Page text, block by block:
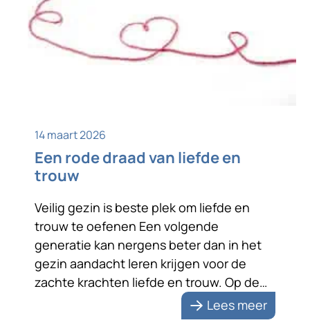
14 maart 2026
Een rode draad van liefde en
trouw
Veilig gezin is beste plek om liefde en
trouw te oefenen Een volgende
generatie kan nergens beter dan in het
gezin aandacht leren krijgen voor de
zachte krachten liefde en trouw. Op de
foto staan ze liefdevol naar elkaar
toegewend. Na zeventig jaar huwelijk zijn
Lees meer